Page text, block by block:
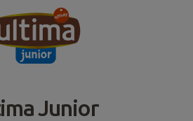
Junior